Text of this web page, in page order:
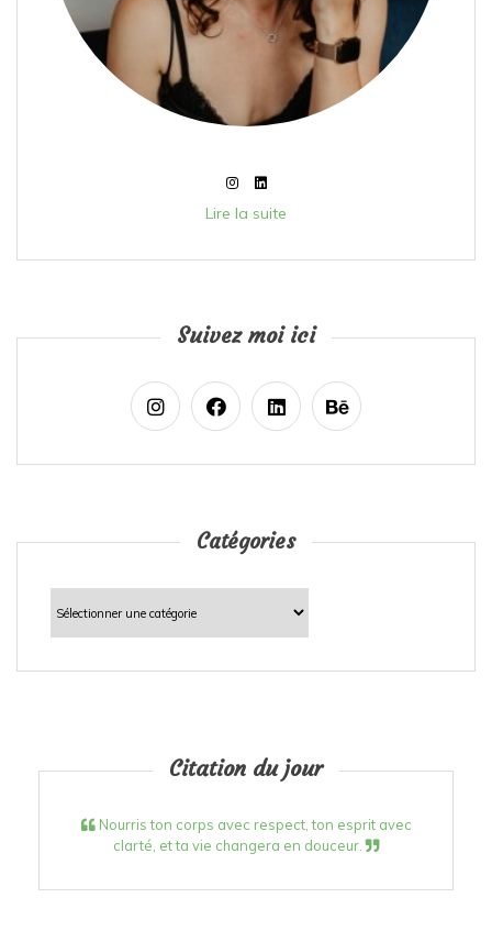
Lire la suite
Suivez moi ici
Catégories
Catégories
Citation du jour
Nourris ton corps avec respect, ton esprit avec
clarté, et ta vie changera en douceur.